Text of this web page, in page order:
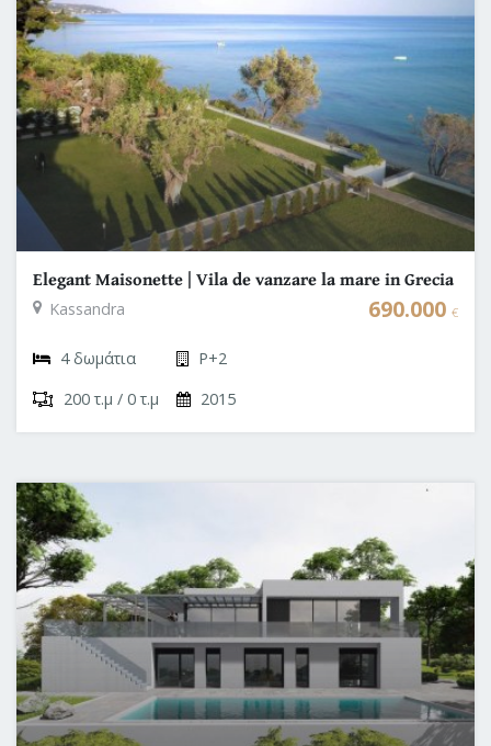
Elegant Maisonette | Vila de vanzare la mare in Grecia
- Halkidiki
Kassandra 690.000 €
4 δωμάτια
P+2
200 τ.μ / 0 τ.μ
2015